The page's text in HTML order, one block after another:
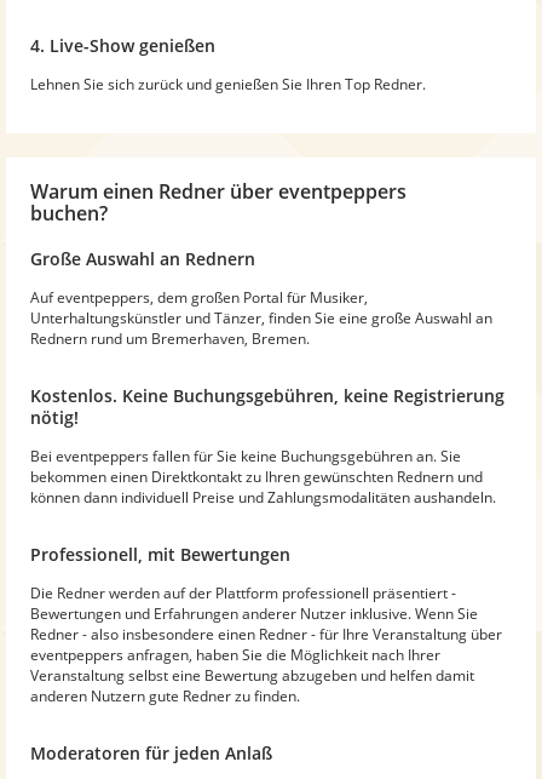
4. Live-Show genießen
Lehnen Sie sich zurück und genießen Sie Ihren Top Redner.
Warum einen Redner über eventpeppers
buchen?
Große Auswahl an Rednern
Auf eventpeppers, dem großen Portal für Musiker,
Unterhaltungskünstler und Tänzer, finden Sie eine große Auswahl an
Rednern rund um Bremerhaven, Bremen.
Kostenlos. Keine Buchungsgebühren, keine Registrierung
nötig!
Bei eventpeppers fallen für Sie keine Buchungsgebühren an. Sie
bekommen einen Direktkontakt zu Ihren gewünschten Rednern und
können dann individuell Preise und Zahlungsmodalitäten aushandeln.
Professionell, mit Bewertungen
Die Redner werden auf der Plattform professionell präsentiert -
Bewertungen und Erfahrungen anderer Nutzer inklusive. Wenn Sie
Redner - also insbesondere einen Redner - für Ihre Veranstaltung über
eventpeppers anfragen, haben Sie die Möglichkeit nach Ihrer
Veranstaltung selbst eine Bewertung abzugeben und helfen damit
anderen Nutzern gute Redner zu finden.
Moderatoren für jeden Anlaß